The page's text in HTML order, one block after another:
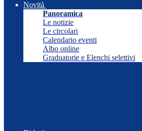
Novità
Panoramica
Le notizie
Le circolari
Calendario eventi
Albo online
Graduatorie e Elenchi selettivi